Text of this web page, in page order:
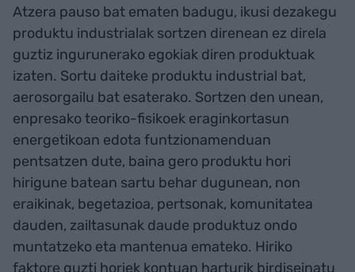
Atzera pauso bat ematen badugu, ikusi dezakegu
produktu industrialak sortzen direnean ez direla
guztiz ingurunerako egokiak diren produktuak
izaten. Sortu daiteke produktu industrial bat,
aerosorgailu bat esaterako. Sortzen den unean,
enpresako teoriko-fisikoek eraginkortasun
energetikoan edota funtzionamenduan
pentsatzen dute, baina gero produktu hori
hirigune batean sartu behar dugunean, non
eraikinak, begetazioa, pertsonak, komunitatea
dauden, zailtasunak daude produktuz ondo
muntatzeko eta mantenua emateko. Hiriko
faktore guzti horiek kontuan harturik birdiseinatu